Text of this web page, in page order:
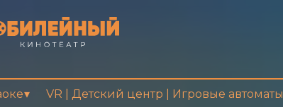
VR | Детский центр | Игровые автоматы